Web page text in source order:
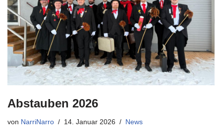
Abstauben 2026
von NarriNarro 14. Januar 2026 News